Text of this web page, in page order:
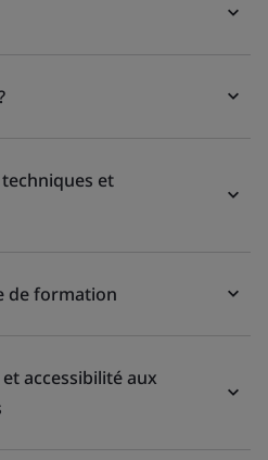
et
de formation
accessibilité aux